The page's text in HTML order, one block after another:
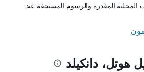
المقدرة والرسوم المستحقة عند
هوتل، دانكيلد